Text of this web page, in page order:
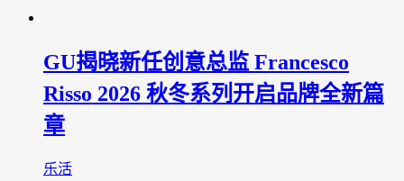
GU揭晓新任创意总监 Francesco
Risso 2026 秋冬系列开启品牌全新篇
章
乐活